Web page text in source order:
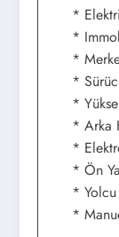
*
*
*
* Sürücü
*
* Arka
*
* Ön
* Yolcu
*